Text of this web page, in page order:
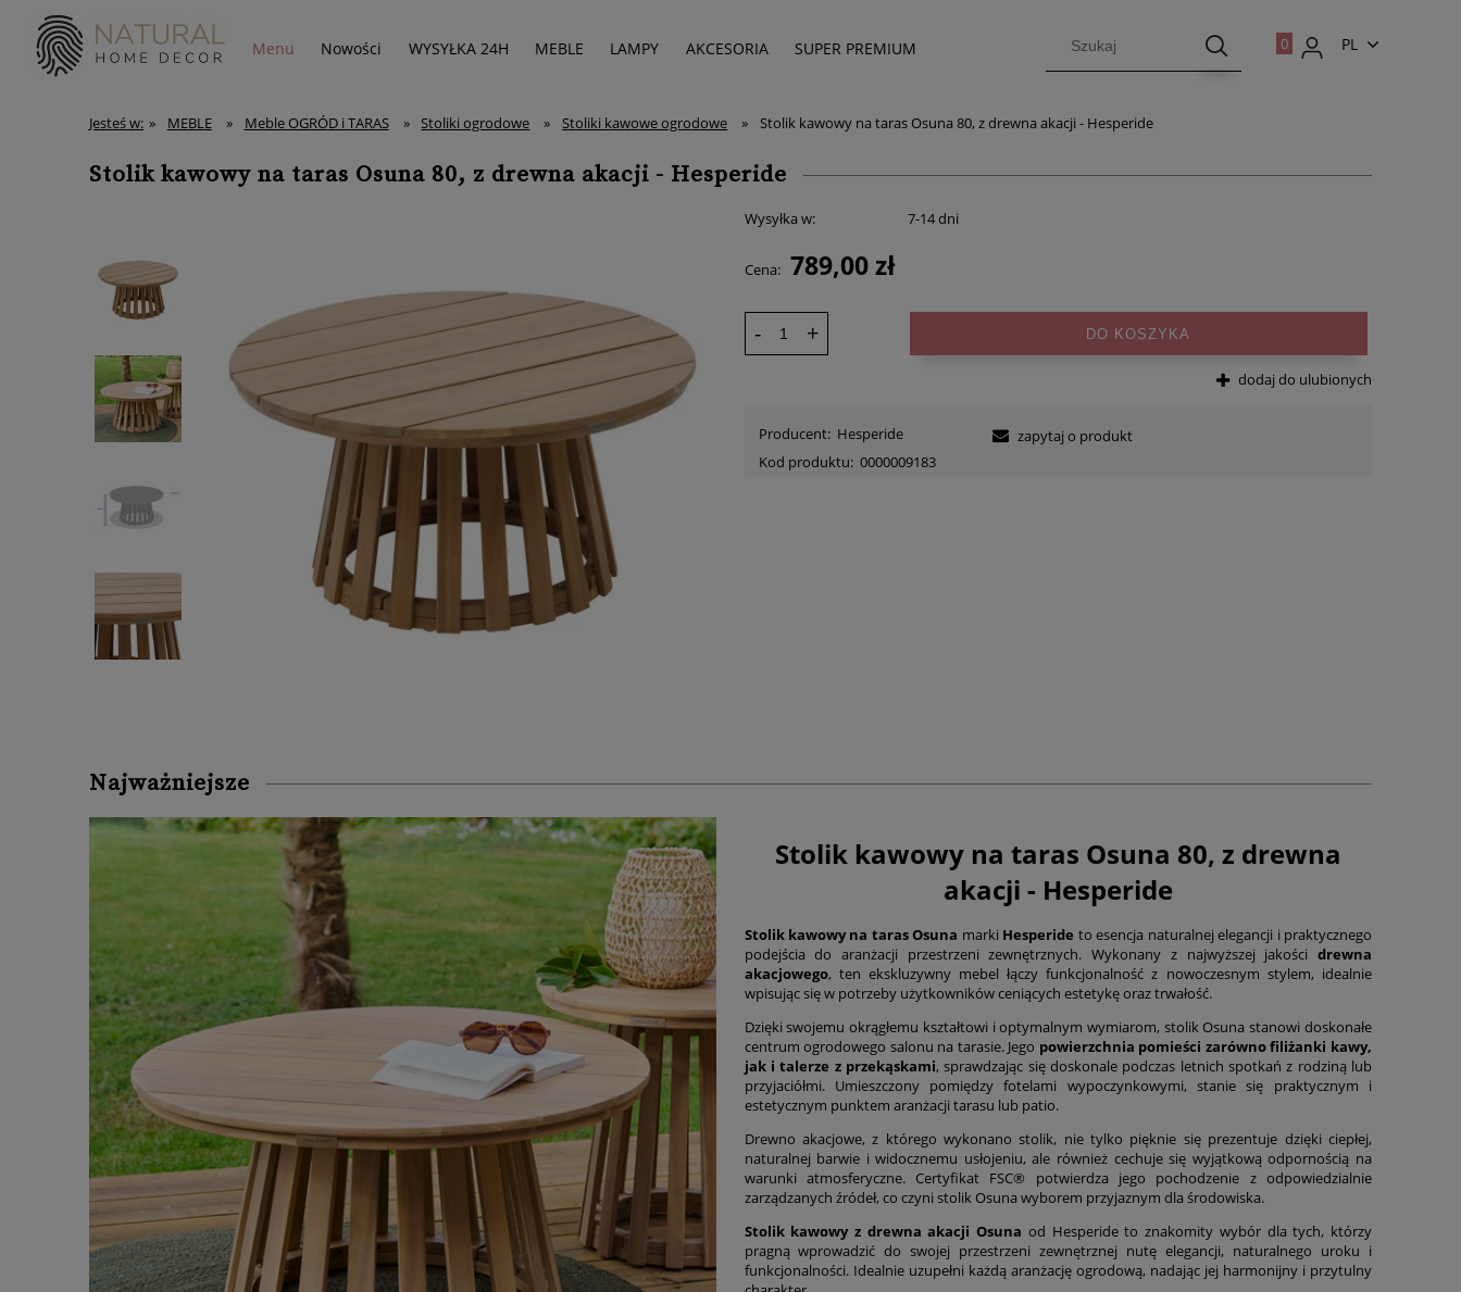
Menu Nowości WYSYŁKA 24H MEBLE LAMPY AKCESORIA SUPER PREMIUM
PL
Jesteś w: » MEBLE » Meble OGRÓD i TARAS » Stoliki ogrodowe » Stoliki kawowe ogrodowe » Stolik kawowy na taras Osuna 80, z drewna akacji - Hesperide
Stolik kawowy na taras Osuna 80, z drewna akacji - Hesperide
Wysyłka w: 7-14 dni
Cena: 789,00 zł
- + DO KOSZYKA
dodaj do ulubionych
Producent: Hesperide
Kod produktu: 0000009183
zapytaj o produkt
Najważniejsze
Stolik kawowy na taras Osuna 80, z drewna
akacji - Hesperide
Stolik kawowy na taras Osuna marki Hesperide to esencja naturalnej elegancji i praktycznego
podejścia do aranżacji przestrzeni zewnętrznych. Wykonany z najwyższej jakości drewna
akacjowego, ten ekskluzywny mebel łączy funkcjonalność z nowoczesnym stylem, idealnie
wpisując się w potrzeby użytkowników ceniących estetykę oraz trwałość.
Dzięki swojemu okrągłemu kształtowi i optymalnym wymiarom, stolik Osuna stanowi doskonałe
centrum ogrodowego salonu na tarasie. Jego powierzchnia pomieści zarówno filiżanki kawy,
jak i talerze z przekąskami, sprawdzając się doskonale podczas letnich spotkań z rodziną lub
przyjaciółmi. Umieszczony pomiędzy fotelami wypoczynkowymi, stanie się praktycznym i
estetycznym punktem aranżacji tarasu lub patio.
Drewno akacjowe, z którego wykonano stolik, nie tylko pięknie się prezentuje dzięki ciepłej,
naturalnej barwie i widocznemu usłojeniu, ale również cechuje się wyjątkową odpornością na
warunki atmosferyczne. Certyfikat FSC® potwierdza jego pochodzenie z odpowiedzialnie
zarządzanych źródeł, co czyni stolik Osuna wyborem przyjaznym dla środowiska.
Stolik kawowy z drewna akacji Osuna od Hesperide to znakomity wybór dla tych, którzy
pragną wprowadzić do swojej przestrzeni zewnętrznej nutę elegancji, naturalnego uroku i
funkcjonalności. Idealnie uzupełni każdą aranżację ogrodową, nadając jej harmonijny i przytulny